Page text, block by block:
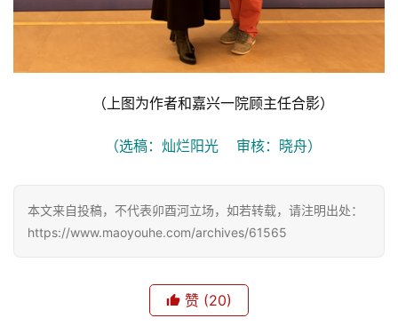
（上图为作者和嘉兴一院顾主任合影）
（选稿：灿烂阳光    审核：晓舟）
本文来自投稿，不代表卯酉河立场，如若转载，请注明出处：
https://www.maoyouhe.com/archives/61565
赞 (20)